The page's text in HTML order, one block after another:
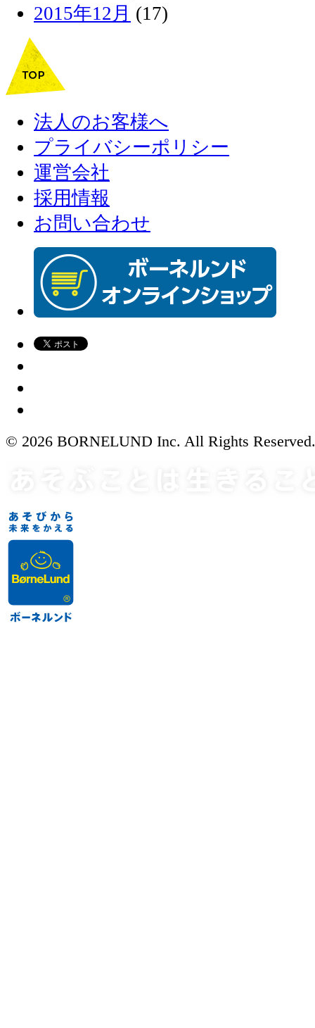
2015年12月 (17)
法人のお客様へ
プライバシーポリシー
運営会社
採用情報
お問い合わせ
© 2026 BORNELUND Inc. All Rights Reserved.